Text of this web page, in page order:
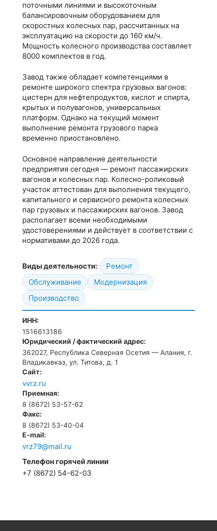
поточными линиями и высокоточным
балансировочным оборудованием для
скоростных колесных пар, рассчитанных на
эксплуатацию на скорости до 160 км/ч.
Мощность колесного производства составляет
8000 комплектов в год.
Завод также обладает компетенциями в
ремонте широкого спектра грузовых вагонов:
цистерн для нефтепродуктов, кислот и спирта,
крытых и полувагонов, универсальных
платформ. Однако на текущий момент
выполнение ремонта грузового парка
временно приостановлено.
Основное направление деятельности
предприятия сегодня — ремонт пассажирских
вагонов и колесных пар. Колесно-роликовый
участок аттестован для выполнения текущего,
капитального и сервисного ремонта колесных
пар грузовых и пассажирских вагонов. Завод
располагает всеми необходимыми
удостоверениями и действует в соответствии с
нормативами до 2026 года.
Виды деятельности:
Ремонт
Обслуживание
Модернизация
Производство
ИНН:
1516613186
Юридический / фактический адрес:
362027, Республика Северная Осетия — Алания, г.
Владикавказ, ул. Титова, д. 1
Сайт:
vvrz.ru
Приемная:
8 (8672) 53-57-62
Факс:
8 (8672) 53-40-04
E-mail:
vrz79@mail.ru
Телефон горячей линии
+7 (8672) 54-62-03